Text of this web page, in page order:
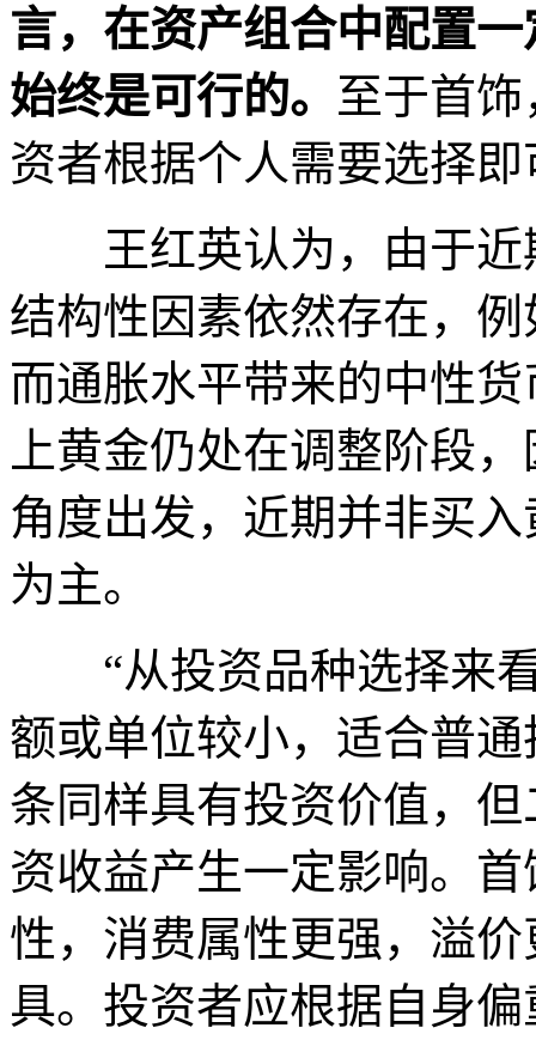
言，在资产组合中配置
始终是可行的。 至于首
资者根据个人需要选择即
王红英认为，由于近
结构性因素依然存在，
而通胀水平带来的中性
上黄金仍处在调整阶段
角度出发，近期并非买
为主。
“从投资品种选择来看
额或单位较小，适合普
条同样具有投资价值，
资收益产生一定影响。
性，消费属性更强，溢
具。投资者应根据自身